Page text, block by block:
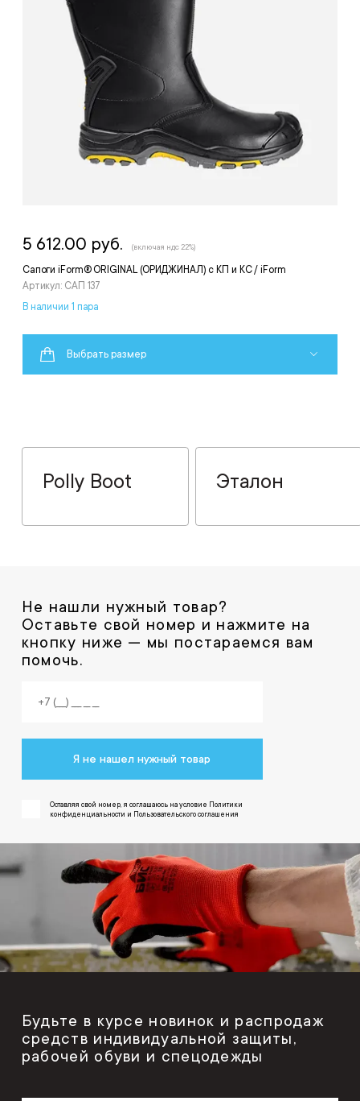
Сапоги iForm® ORIGINAL (ОРИДЖИНАЛ) с КП и КС / iForm
Артикул: САП 137
5 612.00 руб. (включая ндс 22%)
В наличии 1 пара
Выбрать размер
Polly Boot Эталон
Не нашли нужный товар?
Оставьте свой номер и нажмите на
кнопку ниже — мы постараемся вам
помочь.
Я не нашел нужный товар
Оставляя свой номер, я соглашаюсь на условие Политики
конфиденциальности и Пользовательского соглашения
Будьте в курсе новинок и распродаж
средств индивидуальной защиты,
рабочей обуви и спецодежды